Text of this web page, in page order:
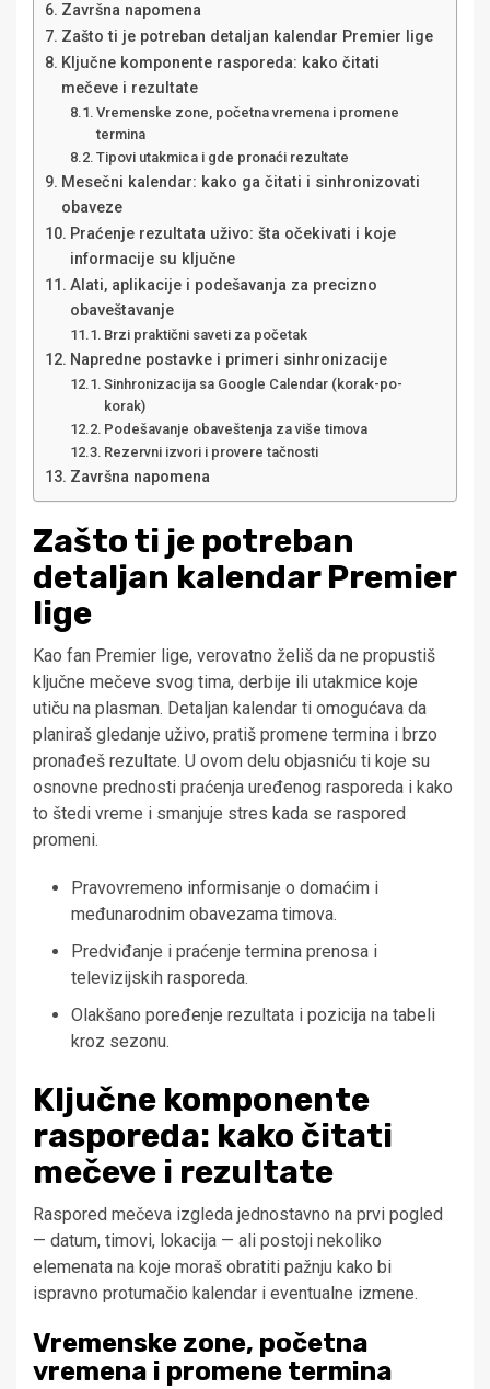
Završna napomena
Zašto ti je potreban detaljan kalendar Premier lige
Ključne komponente rasporeda: kako čitati
mečeve i rezultate
Vremenske zone, početna vremena i promene
termina
Tipovi utakmica i gde pronaći rezultate
Mesečni kalendar: kako ga čitati i sinhronizovati
obaveze
Praćenje rezultata uživo: šta očekivati i koje
informacije su ključne
Alati, aplikacije i podešavanja za precizno
obaveštavanje
Brzi praktični saveti za početak
Napredne postavke i primeri sinhronizacije
Sinhronizacija sa Google Calendar (korak-po-
korak)
Podešavanje obaveštenja za više timova
Rezervni izvori i provere tačnosti
Završna napomena
Zašto ti je potreban
detaljan kalendar Premier
lige
Kao fan Premier lige, verovatno želiš da ne propustiš
ključne mečeve svog tima, derbije ili utakmice koje
utiču na plasman. Detaljan kalendar ti omogućava da
planiraš gledanje uživo, pratiš promene termina i brzo
pronađeš rezultate. U ovom delu objasniću ti koje su
osnovne prednosti praćenja uređenog rasporeda i kako
to štedi vreme i smanjuje stres kada se raspored
promeni.
Pravovremeno informisanje o domaćim i
međunarodnim obavezama timova.
Predviđanje i praćenje termina prenosa i
televizijskih rasporeda.
Olakšano poređenje rezultata i pozicija na tabeli
kroz sezonu.
Ključne komponente
rasporeda: kako čitati
mečeve i rezultate
Raspored mečeva izgleda jednostavno na prvi pogled
— datum, timovi, lokacija — ali postoji nekoliko
elemenata na koje moraš obratiti pažnju kako bi
ispravno protumačio kalendar i eventualne izmene.
Vremenske zone, početna
vremena i promene termina